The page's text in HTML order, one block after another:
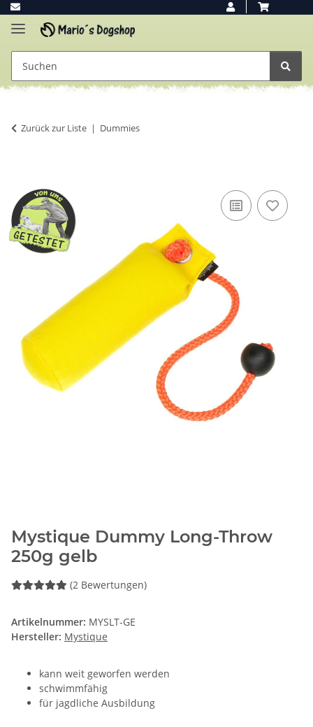
Zurück zur Liste Dummies
Mystique Dummy Long-Throw
250g gelb
(2 Bewertungen)
Artikelnummer: MYSLT-GE
Hersteller: Mystique
kann weit geworfen werden
schwimmfähig
für jagdliche Ausbildung